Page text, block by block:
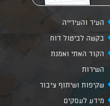
העיר והעירייה
בקשה לביטול דוח
הקוד האתי ואמנת
השירות
שקיפות ושיתוף ציבור
מידע לעסקים